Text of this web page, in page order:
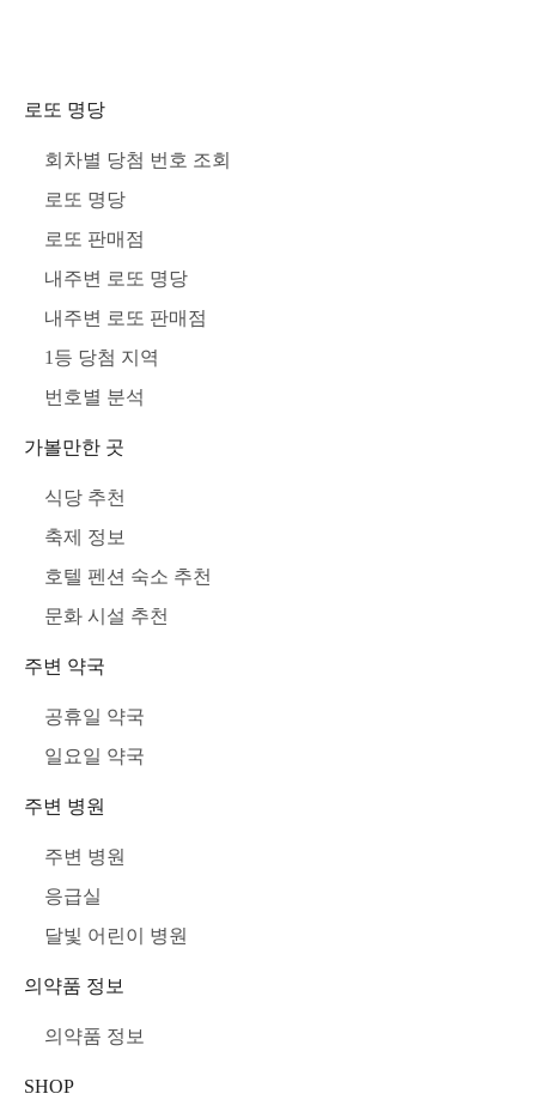
로또 명당
회차별 당첨 번호 조회
로또 명당
로또 판매점
내주변 로또 명당
내주변 로또 판매점
1등 당첨 지역
번호별 분석
가볼만한 곳
식당 추천
축제 정보
호텔 펜션 숙소 추천
문화 시설 추천
주변 약국
공휴일 약국
일요일 약국
주변 병원
주변 병원
응급실
달빛 어린이 병원
의약품 정보
의약품 정보
SHOP